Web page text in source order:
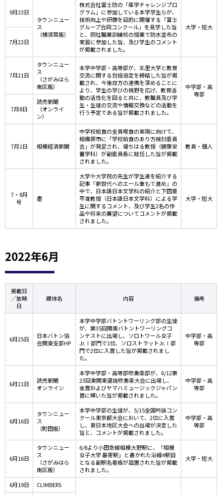
9月23日
タウンニュー
ス
（横須賀版）
株式会社富士防の「産学チャレンジプロ
グラム」に参加している本学学生らが、
技術向上や研鑽を目的に開催する「富士
グループ合同コンクール」を見学した旨
と、同社職業訓練校の授業で防水塗布の
実習に参加した旨、及び学生のコメント
が掲載されました。
大学・短大
7月22日
7月21日
タウンニュー
ス
（さがみはら
南区版）
本学中学部・高等部が、北里大学と教育
交流に関する包括協定を締結した旨が掲
載され、今後双方の連携を深めることに
より、学生の学びの視野を広げ、教育活
動の活性化を図ると共に、教職員及び学
生・生徒の交流や情報交換などの活動を
行う予定である旨が掲載されました。
中学部・高
等部
7月8日
読売新聞
（オンライ
ン）
7月1日 相模経済新聞
中学校給食の全員喫食の実現に向けて、
相模原市に「学校給食のあり方検討委員
会」が発足され、堤ちはる教授（健康栄
養学科）が副委員長に就任した旨が掲載
されました。
教員・個人
7・8月
号
墨
大学や大学院の先生が学生達を紹介する
記事「新世代へのエール筆もて進め」の
中で、日本語日本文学科の紹介と下田章
平准教授（日本語日本文学科）による学
生に関するコメント、及び学生2名の作
品や将来の展望についてコメントが掲載
されました。
大学・短大
2022年6月
掲載日
／放映
日
媒体名 内容 備考
6月25日
日本バトン協
会関東支部HP
本学中学部バトントワーリング部の生徒
が、第35回関東バトントワーリングコ
ンテストに出場し、ソロトワール女子
Jr.Ⅰ部門で1位、ソロストラットJr.Ⅰ部
門で2位に入賞した旨が掲載されまし
た。
中学部・高
等部
6月21日
読売新聞
オンライン
本学中学部・高等部吹奏楽部が、6/12第
23回東関東選抜吹奏楽大会に出場し、
金賞およびヤマハミュージックジャパン
賞に輝いた旨が掲載されました。
中学部・高
等部
6月16日
タウンニュー
ス
（町田版）
本学中学部の生徒が、5/15全国吟詠コン
クール東京都大会において、2位に入賞
し、東日本地区大会への出場が決定した
旨と、コメントが掲載されました。
中学部・高
等部
6月16日
タウンニュー
ス
（さがみはら
南区版）
6/8より小田急線相模大野駅に、「相模
女子大学 最寄駅」と書かれた沿線4駅目
となる副駅名看板が設置された旨が掲載
されました。
大学・短大
6月19日 CLIMBERS